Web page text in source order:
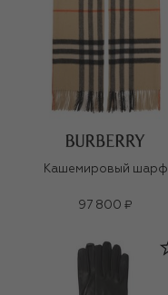
Кашемировый шарф
97 800 ₽